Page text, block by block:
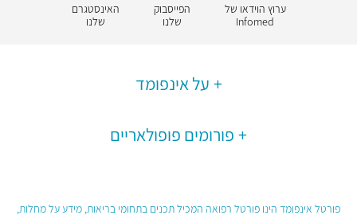
ערוץ הוידאו של
Infomed
הפייסבוק
שלנו
האינסטגרם
שלנו
על אינפומד
פורומים פופולאריים
פורטל אינפומד הינו פורטל רפואה המכיל תכנים בתחומי בריאות, מידע על מחלות,